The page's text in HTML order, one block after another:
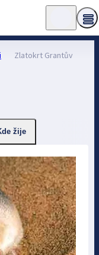
Zlatokrt Grantův
žije